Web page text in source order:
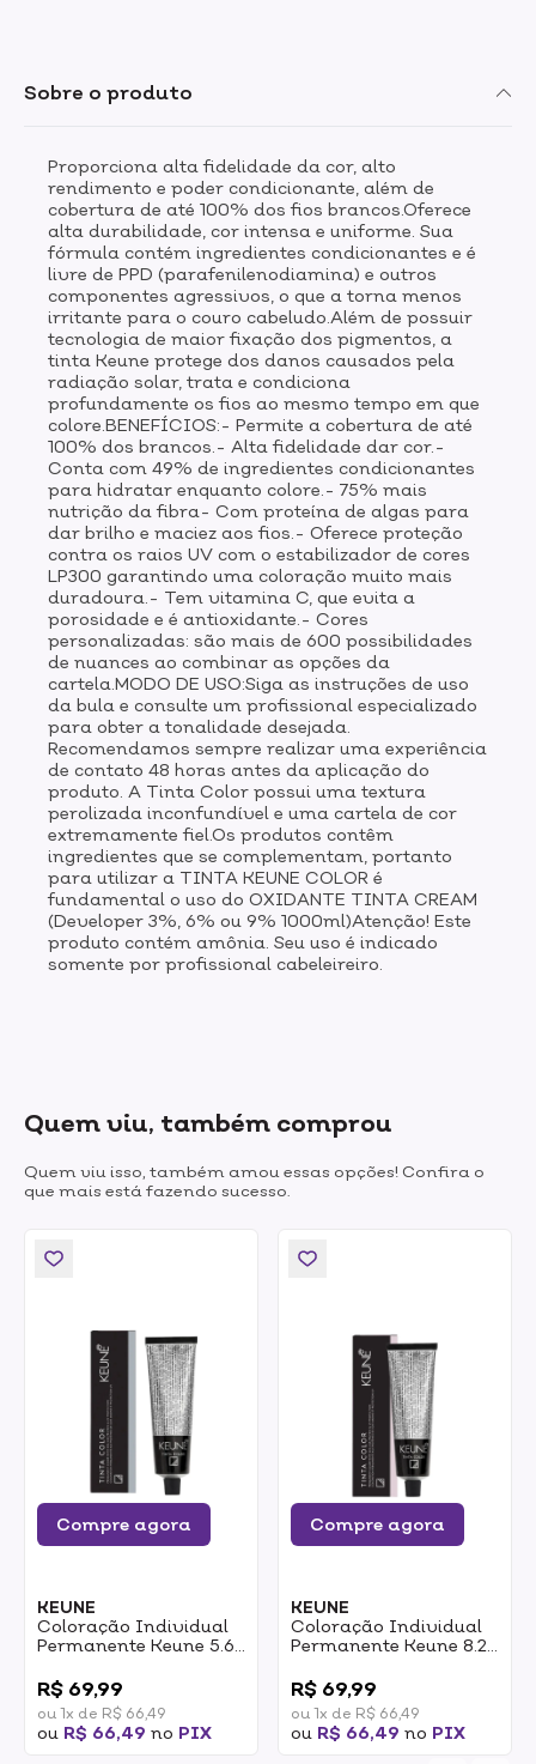
bula e consulte um profissional especializado para
aplicação do produto. A Tinta Color possui uma
textura perolizada inconfundível e uma cartela de cor
extremamente fiel.Os produtos contêm ingredientes
que se complementam, portanto para utilizar a TINTA
KEUNE COLOR é fundamental o uso do OXIDANTE
TINTA CREAM (Developer 3%, 6% ou 9%
1000ml)Atenção! Este produto contém amônia. Seu uso
é indicado somente por profissional cabeleireiro.
Sobre o produto
Proporciona alta fidelidade da cor, alto
rendimento e poder condicionante, além de
cobertura de até 100% dos fios brancos.Oferece
alta durabilidade, cor intensa e uniforme. Sua
fórmula contém ingredientes condicionantes e é
livre de PPD (parafenilenodiamina) e outros
componentes agressivos, o que a torna menos
irritante para o couro cabeludo.Além de possuir
tecnologia de maior fixação dos pigmentos, a
tinta Keune protege dos danos causados pela
radiação solar, trata e condiciona
profundamente os fios ao mesmo tempo em que
colore.BENEFÍCIOS:- Permite a cobertura de até
100% dos brancos.- Alta fidelidade dar cor.-
Conta com 49% de ingredientes condicionantes
para hidratar enquanto colore.- 75% mais
nutrição da fibra- Com proteína de algas para
dar brilho e maciez aos fios.- Oferece proteção
contra os raios UV com o estabilizador de cores
LP300 garantindo uma coloração muito mais
duradoura.- Tem vitamina C, que evita a
porosidade e é antioxidante.- Cores
personalizadas: são mais de 600 possibilidades
de nuances ao combinar as opções da
cartela.MODO DE USO:Siga as instruções de uso
da bula e consulte um profissional especializado
para obter a tonalidade desejada.
Recomendamos sempre realizar uma experiência
de contato 48 horas antes da aplicação do
produto. A Tinta Color possui uma textura
perolizada inconfundível e uma cartela de cor
extremamente fiel.Os produtos contêm
ingredientes que se complementam, portanto
para utilizar a TINTA KEUNE COLOR é
fundamental o uso do OXIDANTE TINTA CREAM
(Developer 3%, 6% ou 9% 1000ml)Atenção! Este
produto contém amônia. Seu uso é indicado
somente por profissional cabeleireiro.
Quem viu, também comprou
Quem viu isso, também amou essas opções! Confira o
que mais está fazendo sucesso.
Compre agora
KEUNE
Coloração Individual
Permanente Keune 5.6
Vermelho 60ml
R$ 69,99
ou 1x de R$ 66,49
ou R$ 66,49 no PIX
Compre agora
KEUNE
Coloração Individual
Permanente Keune 8.21
Cinza 60ml
R$ 69,99
ou 1x de R$ 66,49
ou R$ 66,49 no PIX